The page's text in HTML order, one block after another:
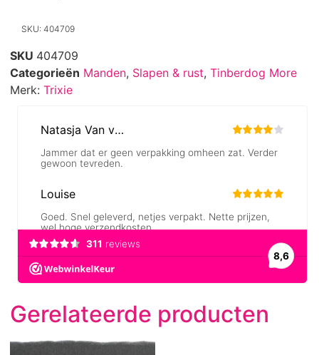
SKU: 404709
SKU 404709
Categorieën Manden, Slapen & rust, Tinberdog More
Merk: Trixie
Gerelateerde producten